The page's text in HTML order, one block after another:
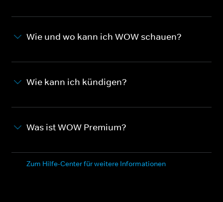
Wie und wo kann ich WOW schauen?
Wie kann ich kündigen?
Was ist WOW Premium?
Zum Hilfe-Center für weitere Informationen